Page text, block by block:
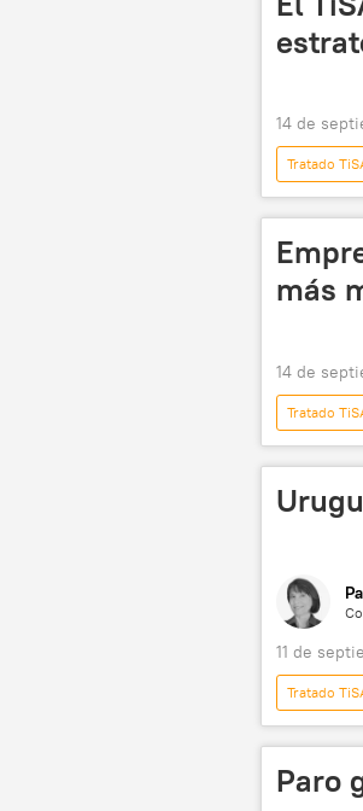
14 de
Tratado
Brasil
más
14 de
Tratado
Carlos
11 de
Tratado
Japón
Paro